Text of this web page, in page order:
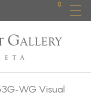
0
GALLERY
WG Visual